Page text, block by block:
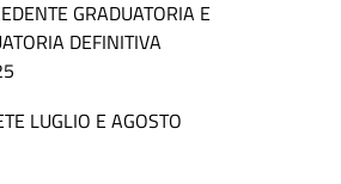
GRADUATORIA E
DEFINITIVA
LUGLIO E AGOSTO